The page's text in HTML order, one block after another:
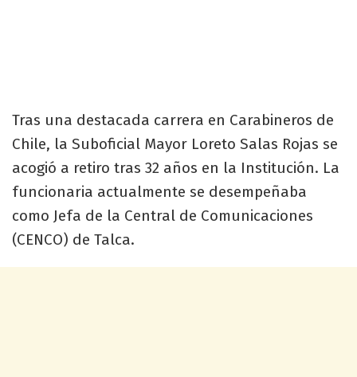
Tras una destacada carrera en Carabineros de
Chile, la Suboficial Mayor Loreto Salas Rojas se
acogió a retiro tras 32 años en la Institución. La
funcionaria actualmente se desempeñaba
como Jefa de la Central de Comunicaciones
(CENCO) de Talca.